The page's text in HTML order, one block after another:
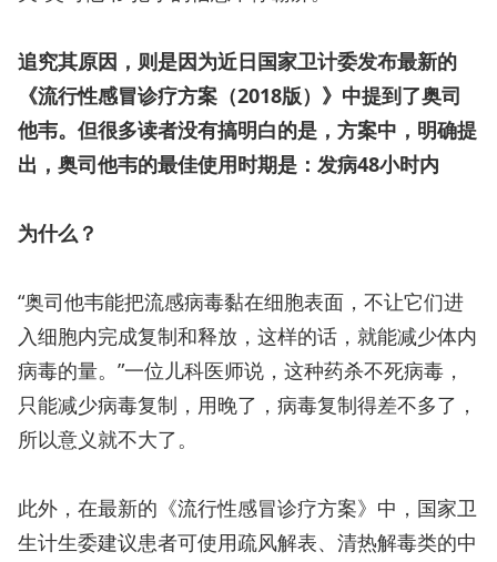
追究其原因，则是因为近日国家卫计委发布最新的
《流行性感冒诊疗方案（2018版）》中提到了奥司
他韦。但很多读者没有搞明白的是，方案中，明确提
出，奥司他韦的最佳使用时期是：发病48小时内
为什么？
“奥司他韦能把流感病毒黏在细胞表面，不让它们进
入细胞内完成复制和释放，这样的话，就能减少体内
病毒的量。”一位儿科医师说，这种药杀不死病毒，
只能减少病毒复制，用晚了，病毒复制得差不多了，
所以意义就不大了。
此外，在最新的《流行性感冒诊疗方案》中，国家卫
生计生委建议患者可使用疏风解表、清热解毒类的中